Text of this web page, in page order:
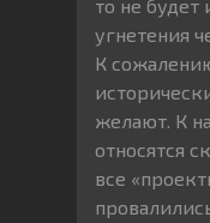
то не будет
угнетения
К
желают. К
относятся
все